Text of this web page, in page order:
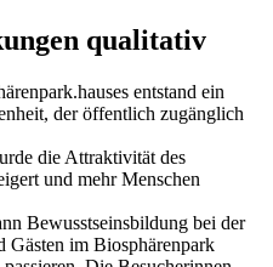
qualitativ
entstand ein
der öffentlich zugänglich
die Attraktivität des
und mehr Menschen
Bewusstseinsbildung bei der
Gästen im Biosphärenpark